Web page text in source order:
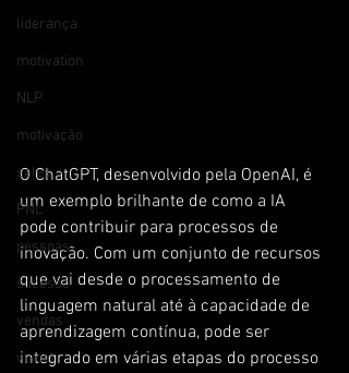
liderança
motivation
NLP
motivação
sales
PNL
pessoas
sucesso
vendas
visual
O ChatGPT, desenvolvido pela OpenAI, é
um exemplo brilhante de como a IA
pode contribuir para processos de
inovação. Com um conjunto de recursos
que vai desde o processamento de
linguagem natural até à capacidade de
aprendizagem contínua, pode ser
integrado em várias etapas do processo